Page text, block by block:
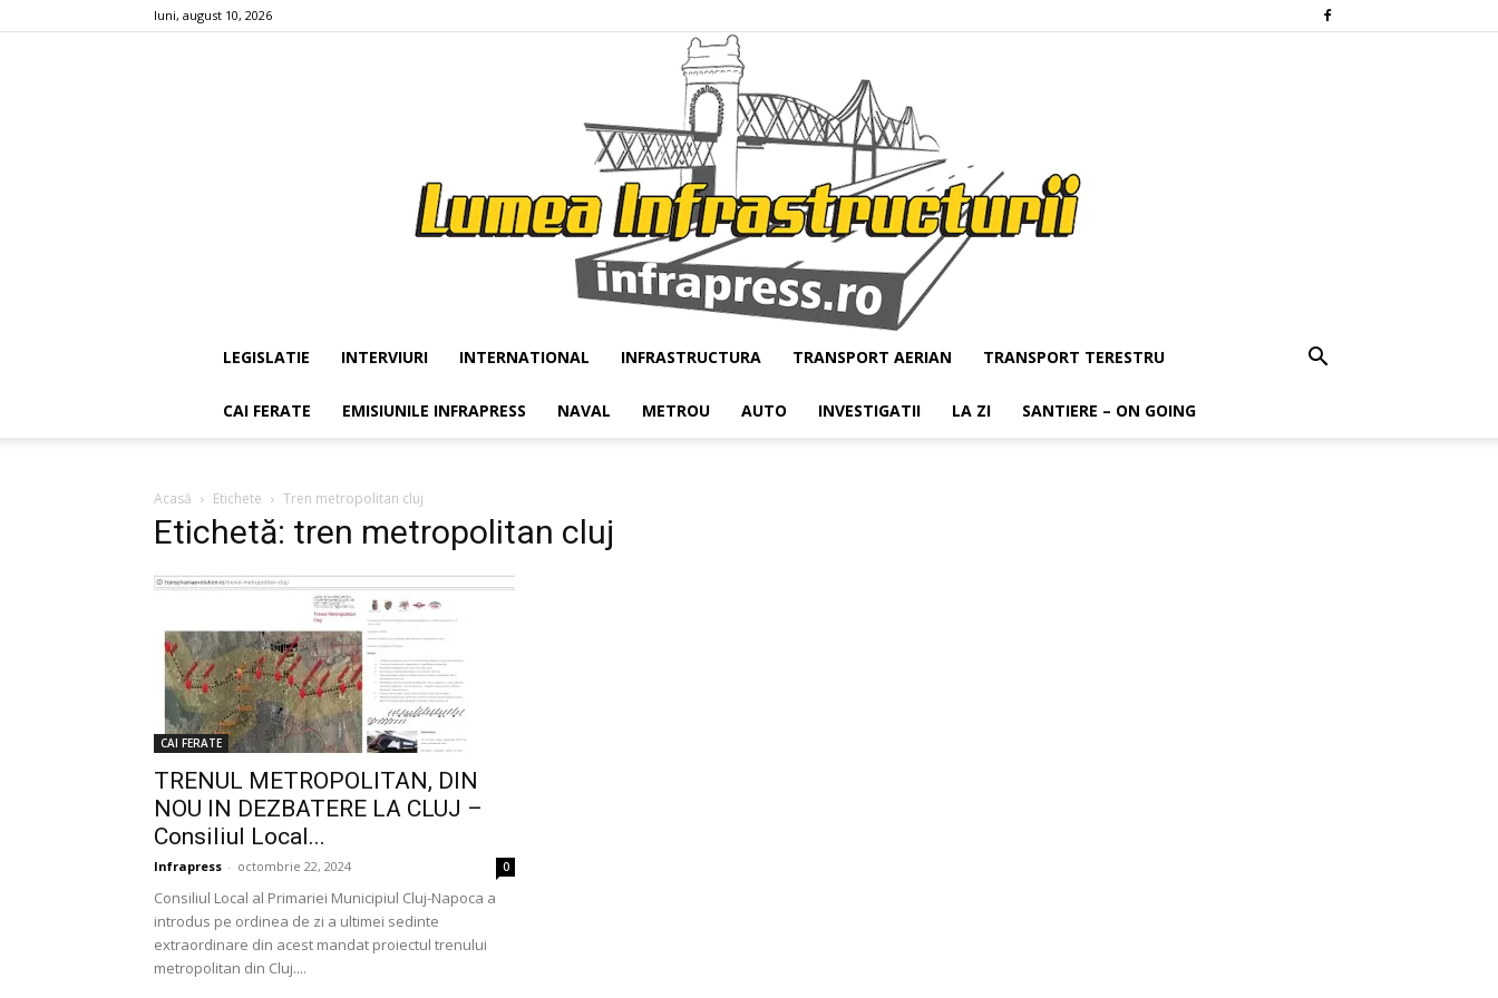
luni, august 10, 2026
Infrapress
LEGISLATIE INTERVIURI INTERNATIONAL INFRASTRUCTURA TRANSPORT AERIAN TRANSPORT TERESTRU
CAI FERATE EMISIUNILE INFRAPRESS NAVAL METROU AUTO INVESTIGATII LA ZI SANTIERE – ON GOING
Acasă Etichete Tren metropolitan cluj
Etichetă: tren metropolitan cluj
CAI FERATE
TRENUL METROPOLITAN, DIN
NOU IN DEZBATERE LA CLUJ –
Consiliul Local...
Infrapress - octombrie 22, 2024 0
Consiliul Local al Primariei Municipiul Cluj-Napoca a
introdus pe ordinea de zi a ultimei sedinte
extraordinare din acest mandat proiectul trenului
metropolitan din Cluj....